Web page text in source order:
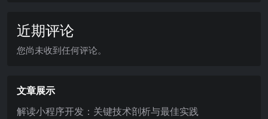
近期评论
您尚未收到任何评论。
文章展示
解读小程序开发：关键技术剖析与最佳实践